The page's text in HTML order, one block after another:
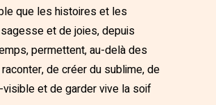
que les histoires et les
et de joies, depuis
permettent, au-delà des
de créer du sublime, de
visible et de garder vive la soif